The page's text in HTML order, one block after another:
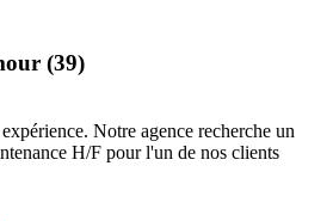
(39)
Notre agence recherche un
H/F pour l'un de nos clients